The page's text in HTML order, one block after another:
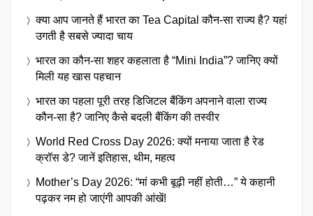
क्या आप जानते हैं भारत का Tea Capital कौन-सा राज्य है? यहां
उगती है सबसे ज्यादा चाय
भारत का कौन-सा शहर कहलाता है “Mini India”? जानिए क्यों
मिली यह खास पहचान
भारत का पहला पूरी तरह डिजिटल बैंकिंग अपनाने वाला राज्य
कौन-सा है? जानिए कैसे बदली बैंकिंग की तस्वीर
World Red Cross Day 2026: क्यों मनाया जाता है रेड
क्रॉस डे? जानें इतिहास, थीम, महत्व
Mother’s Day 2026: “मां कभी बूढ़ी नहीं होती…” ये कहानी
पढ़कर नम हो जाएंगी आपकी आंखें!